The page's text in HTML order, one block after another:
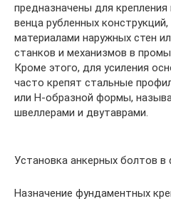
предназначены для
венца рубленных
материалами наружных стен
станков и механизмов в
Кроме этого, для усиления
часто крепят стальные
или Н-образной формы,
швеллерами и двутаврами.
Установка анкерных болтов в
Назначение фундаментных